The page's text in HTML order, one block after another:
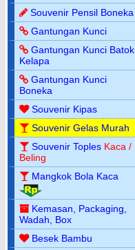
Souvenir Pensil Boneka
Gantungan Kunci
Gantungan Kunci Batok
Kelapa
Gantungan Kunci
Boneka
Souvenir Kipas
Souvenir Gelas Murah
Souvenir Toples Kaca /
Beling
Mangkok Bola Kaca
Kemasan, Packaging,
Wadah, Box
Besek Bambu